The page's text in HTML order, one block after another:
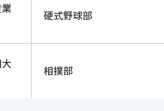
硬式野球部
相撲部